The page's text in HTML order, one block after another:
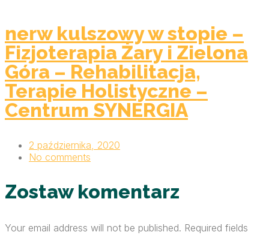
nerw kulszowy w stopie –
Fizjoterapia Żary i Zielona
Góra – Rehabilitacja,
Terapie Holistyczne –
Centrum SYNERGIA
2 października, 2020
No comments
Zostaw komentarz
Your email address will not be published. Required fields